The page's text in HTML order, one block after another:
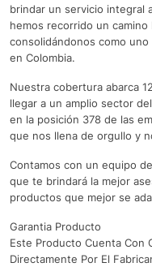
brindar un servicio integral
hemos recorrido un
consolidándonos como
en Colombia.
Nuestra cobertura abarca
llegar a un amplio sector
en la posición 378 de las
que nos llena de orgullo y
Contamos con un equipo
que te brindará la mejor
productos que mejor se
Garantia Producto
Este Producto Cuenta Con
Directamente Por El